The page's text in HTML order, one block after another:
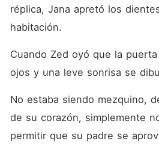
réplica, Jana apretó los
habitación.
Cuando Zed oyó que la
ojos y una leve sonrisa se
No estaba siendo mezquino,
de su corazón, simplemente
permitir que su padre se